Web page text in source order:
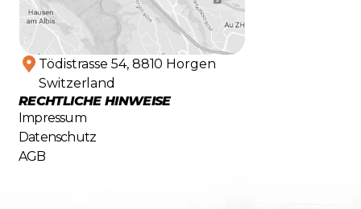
Tödistrasse 54, 8810 Horgen
Switzerland
RECHTLICHE HINWEISE
Impressum
Datenschutz
AGB